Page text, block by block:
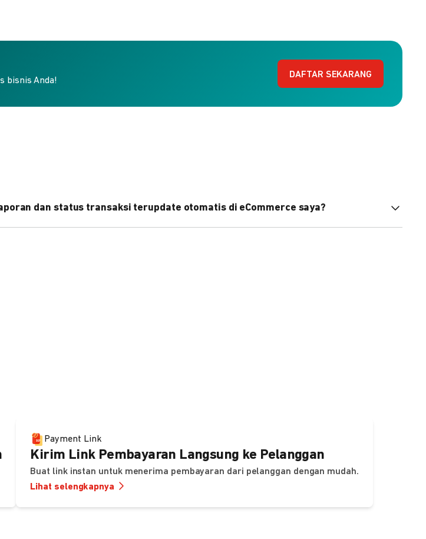
bisnis Anda!
DAFTAR SEKARANG
dan status transaksi terupdate otomatis di eCommerce saya?
Payment Link
Kirim Link Pembayaran Langsung ke Pelanggan
Buat link instan untuk menerima pembayaran dari pelanggan dengan mudah.
Lihat selengkapnya